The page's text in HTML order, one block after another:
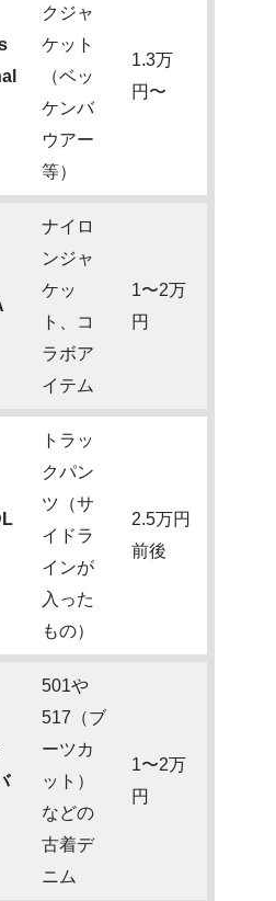
クジャ
ケット
（ベッ
ケンバ
ウアー
等）
1.3万
円〜
ナイロ
ンジャ
ケッ
ト、コ
ラボア
イテム
1〜2万
円
トラッ
クパン
ツ（サ
イドラ
インが
入った
もの）
2.5万円
前後
501や
517（ブ
ーツカ
ット）
などの
古着デ
ニム
1〜2万
円